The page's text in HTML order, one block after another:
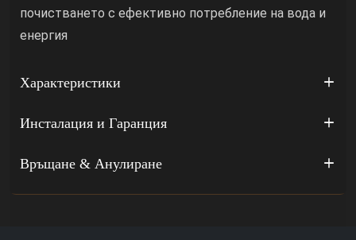
почистването с ефективно потребление на вода и
енергия
Характеристики
Инсталация и Гаранция
Връщане & Анулиране